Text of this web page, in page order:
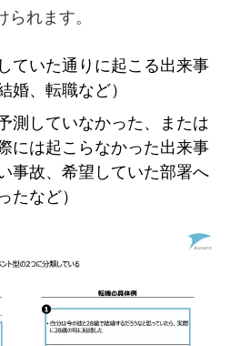
れます。
ていた通りに起こる出来事
婚、転職など）
測していなかった、または
には起こらなかった出来事
事故、希望していた部署へ
たなど）